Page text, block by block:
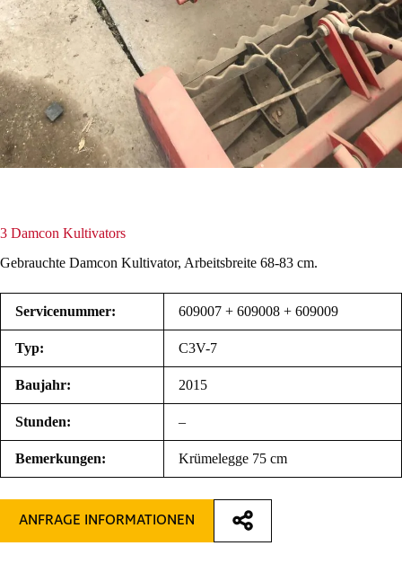
3 Damcon Kultivators
Gebrauchte Damcon Kultivator, Arbeitsbreite 68-83 cm.
Servicenummer: 609007 + 609008 + 609009
Typ: C3V-7
Baujahr: 2015
Stunden: –
Bemerkungen: Krümelegge 75 cm
ANFRAGE INFORMATIONEN